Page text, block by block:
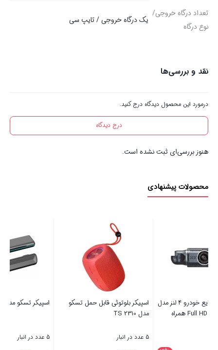
تعداد درگاه خروجی/
نوع درگاه
یک درگاه خروجی / تایپ سی
نقد و بررسی‌ها
درمورد این محصول دیدگاه درج کنید.
درج دیدگاه
هنوز بررسی‌ای ثبت نشده است.
محصولات پیشنهادی
تسکو اسپیکر تسکو مدل TS 23361